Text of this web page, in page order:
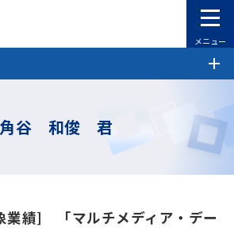
メニュー
角谷 和俊 君
業績] 「マルチメディア・デー